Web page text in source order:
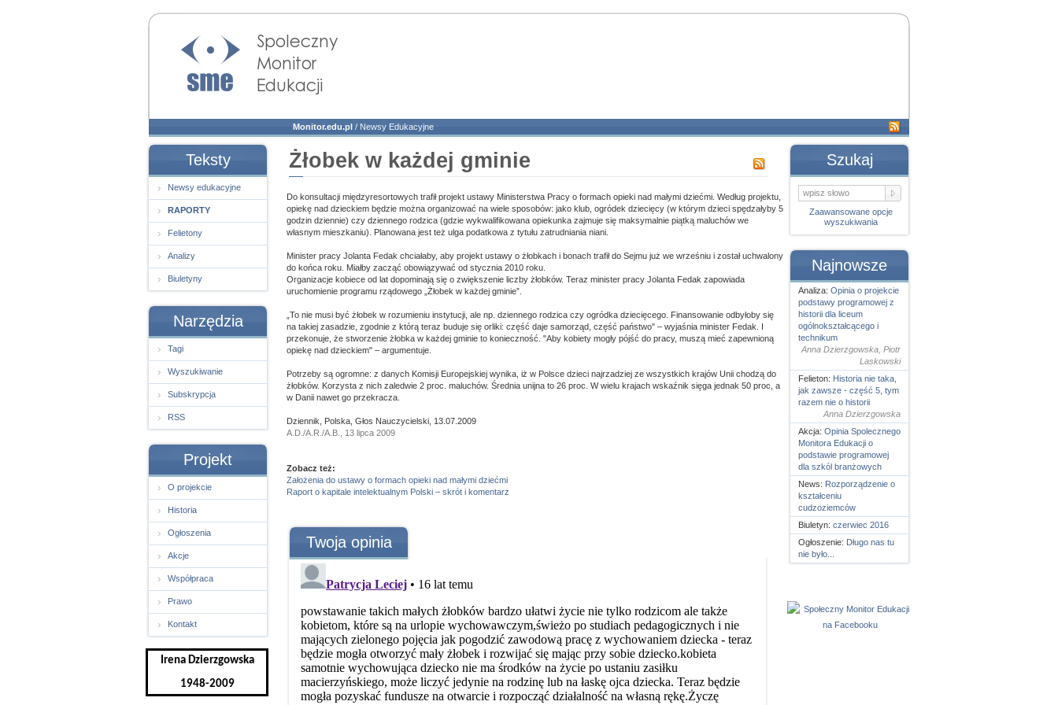
Społeczny Monitor
Edukacji
Monitor.edu.pl / Newsy Edukacyjne
Teksty
Newsy edukacyjne
RAPORTY
Felietony
Analizy
Biuletyny
Narzędzia
Tagi
Wyszukiwanie
Subskrypcja
RSS
Projekt
O projekcie
Historia
Ogłoszenia
Akcje
Współpraca
Prawo
Kontakt
Irena Dzierzgowska
1948-2009
Żłobek w każdej gminie
Do konsultacji międzyresortowych trafił projekt ustawy Ministerstwa Pracy o formach opieki nad małymi dziećmi. Według projektu,
opiekę nad dzieckiem będzie można organizować na wiele sposobów: jako klub, ogródek dziecięcy (w którym dzieci spędzałyby 5
godzin dziennie) czy dziennego rodzica (gdzie wykwalifikowana opiekunka zajmuje się maksymalnie piątką maluchów we
własnym mieszkaniu). Planowana jest też ulga podatkowa z tytułu zatrudniania niani.
Minister pracy Jolanta Fedak chciałaby, aby projekt ustawy o żłobkach i bonach trafił do Sejmu już we wrześniu i został uchwalony
do końca roku. Miałby zacząć obowiązywać od stycznia 2010 roku.
Organizacje kobiece od lat dopominają się o zwiększenie liczby żłobków. Teraz minister pracy Jolanta Fedak zapowiada
uruchomienie programu rządowego „Żłobek w każdej gminie”.
„To nie musi być żłobek w rozumieniu instytucji, ale np. dziennego rodzica czy ogródka dziecięcego. Finansowanie odbyłoby się
na takiej zasadzie, zgodnie z którą teraz buduje się orliki: część daje samorząd, część państwo" – wyjaśnia minister Fedak. I
przekonuje, że stworzenie żłobka w każdej gminie to konieczność. "Aby kobiety mogły pójść do pracy, muszą mieć zapewnioną
opiekę nad dzieckiem" – argumentuje.
Potrzeby są ogromne: z danych Komisji Europejskiej wynika, iż w Polsce dzieci najrzadziej ze wszystkich krajów Unii chodzą do
żłobków. Korzysta z nich zaledwie 2 proc. maluchów. Średnia unijna to 26 proc. W wielu krajach wskaźnik sięga jednak 50 proc, a
w Danii nawet go przekracza.
Dziennik, Polska, Głos Nauczycielski, 13.07.2009
A.D./A.R./A.B., 13 lipca 2009
Zobacz też:
Założenia do ustawy o formach opieki nad małymi dziećmi
Raport o kapitale intelektualnym Polski – skrót i komentarz
Twoja opinia
Szukaj
Zaawansowane opcje
wyszukiwania
Najnowsze
Analiza: Opinia o projekcie
podstawy programowej z
historii dla liceum
ogólnokształcącego i
technikum
Anna Dzierzgowska, Piotr
Laskowski
Felieton: Historia nie taka,
jak zawsze - część 5, tym
razem nie o historii
Anna Dzierzgowska
Akcja: Opinia Spolecznego
Monitora Edukacji o
podstawie programowej
dla szkól branżowych
News: Rozporządzenie o
kształceniu
cudzoziemców
Biuletyn: czerwiec 2016
Ogłoszenie: Długo nas tu
nie było...